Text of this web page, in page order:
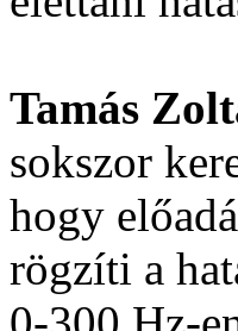
Tamás
sokszor
hogy
rögzíti a